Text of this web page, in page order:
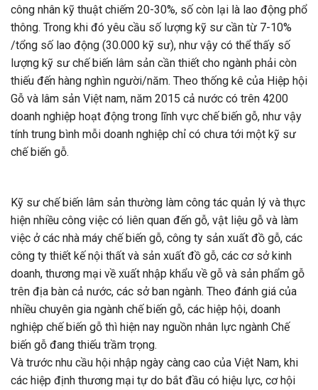
công nhân kỹ thuật chiếm 20-30%, số còn lại là lao động phổ
thông. Trong khi đó yêu cầu số lượng kỹ sư cần từ 7-10%
/tổng số lao động (30.000 kỹ sư), như vậy có thể thấy số
lượng kỹ sư chế biến lâm sản cần thiết cho ngành phải còn
thiếu đến hàng nghìn người/năm. Theo thống kê của Hiệp hội
Gỗ và lâm sản Việt nam, năm 2015 cả nước có trên 4200
doanh nghiệp hoạt động trong lĩnh vực chế biến gỗ, như vậy
tính trung bình mỗi doanh nghiệp chỉ có chưa tới một kỹ sư
chế biến gỗ.
Kỹ sư chế biến lâm sản thường làm công tác quản lý và thực
hiện nhiều công việc có liên quan đến gỗ, vật liệu gỗ và làm
việc ở các nhà máy chế biến gỗ, công ty sản xuất đồ gỗ, các
công ty thiết kế nội thất và sản xuất đồ gỗ, các cơ sở kinh
doanh, thương mại về xuất nhập khẩu về gỗ và sản phẩm gỗ
trên địa bàn cả nước, các sở ban ngành. Theo đánh giá của
nhiều chuyên gia ngành chế biến gỗ, các hiệp hội, doanh
nghiệp chế biến gỗ thì hiện nay nguồn nhân lực ngành Chế
biến gỗ đang thiếu trầm trọng.
Và trước nhu cầu hội nhập ngày càng cao của Việt Nam, khi
các hiệp định thương mại tự do bắt đầu có hiệu lực, cơ hội